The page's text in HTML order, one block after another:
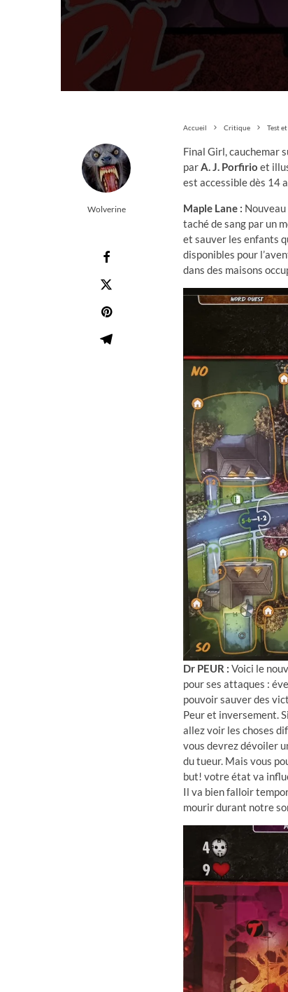
Accueil Critique Test
Wolverine
Final Girl, cauchemar
parA. J. Porfirio et
est accessible dès 14
Maple Lane :
taché de sang par un
et sauver les enfants
disponibles pour
dans des maisons
Dr PEUR : Voici le
pour ses attaques :
pouvoir sauver des
Peur et inversement.
allez voir les choses
vous devrez dévoiler
du tueur. Mais vous
but! votre état va
Il va bien falloir
mourir durant notre